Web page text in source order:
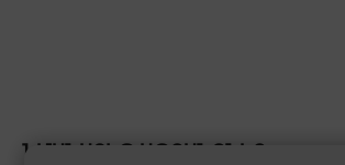
ՆՄԱՆԱՏԻՊ ԱՊՐԱՆՔՆԵՐ